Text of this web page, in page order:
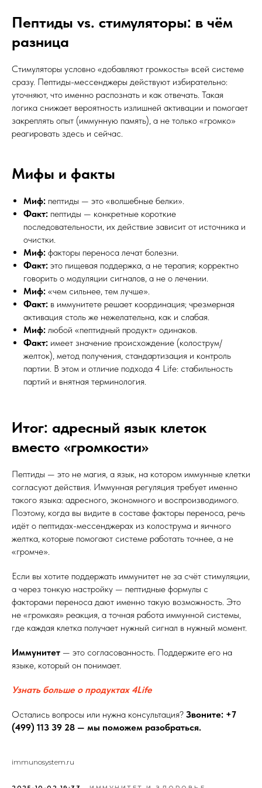
Пептиды vs. стимуляторы: в чём
разница
Стимуляторы условно «добавляют громкость» всей системе
сразу. Пептиды-мессенджеры действуют избирательно:
уточняют, что именно распознать и как отвечать. Такая
логика снижает вероятность излишней активации и помогает
закреплять опыт (иммунную память), а не только «громко»
реагировать здесь и сейчас.
Мифы и факты
Миф: пептиды — это «волшебные белки».
Факт: пептиды — конкретные короткие
последовательности, их действие зависит от источника и
очистки.
Миф: факторы переноса лечат болезни.
Факт: это пищевая поддержка, а не терапия; корректно
говорить о модуляции сигналов, а не о лечении.
Миф: «чем сильнее, тем лучше».
Факт: в иммунитете решает координация; чрезмерная
активация столь же нежелательна, как и слабая.
Миф: любой «пептидный продукт» одинаков.
Факт: имеет значение происхождение (колострум/
желток), метод получения, стандартизация и контроль
партии. В этом и отличие подхода 4 Life: стабильность
партий и внятная терминология.
Итог: адресный язык клеток
вместо «громкости»
Пептиды — это не магия, а язык, на котором иммунные клетки
согласуют действия. Иммунная регуляция требует именно
такого языка: адресного, экономного и воспроизводимого.
Поэтому, когда вы видите в составе факторы переноса, речь
идёт о пептидах-мессенджерах из колострума и яичного
желтка, которые помогают системе работать точнее, а не
«громче».
Если вы хотите поддержать иммунитет не за счёт стимуляции,
а через тонкую настройку — пептидные формулы с
факторами переноса дают именно такую возможность. Это
не «громкая» реакция, а точная работа иммунной системы,
где каждая клетка получает нужный сигнал в нужный момент.
Иммунитет — это согласованность. Поддержите его на
языке, который он понимает.
Узнать больше о продуктах 4Life
Остались вопросы или нужна консультация? Звоните: +7
(499) 113 39 28 — мы поможем разобраться.
immunosystem.ru